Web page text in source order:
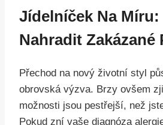
Jídelníček Na Míru:
Nahradit Zakázané
Přechod na nový životní styl
obrovská výzva. Brzy ovšem
možnosti jsou pestřejší, než
Pokud zní vaše diagnóza